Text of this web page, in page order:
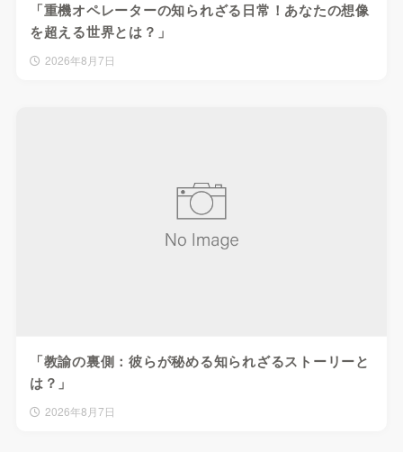
「重機オペレーターの知られざる日常！あなたの想像
を超える世界とは？」
2026年8月7日
「教諭の裏側：彼らが秘める知られざるストーリーと
は？」
2026年8月7日